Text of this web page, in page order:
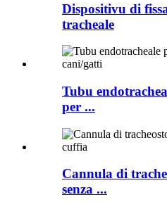
Dispositivu di
tracheale
Tubu
per ...
Cannula di
senza ...